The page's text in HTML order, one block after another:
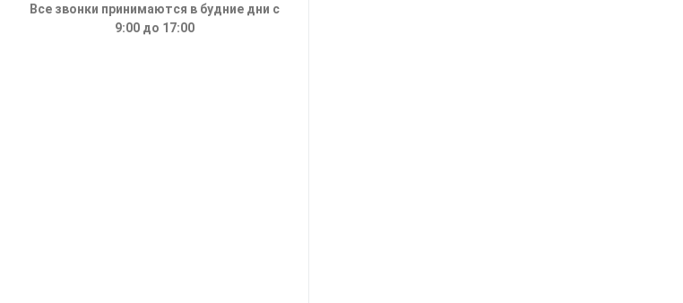
Все звонки принимаются в будние дни с
9:00 до 17:00